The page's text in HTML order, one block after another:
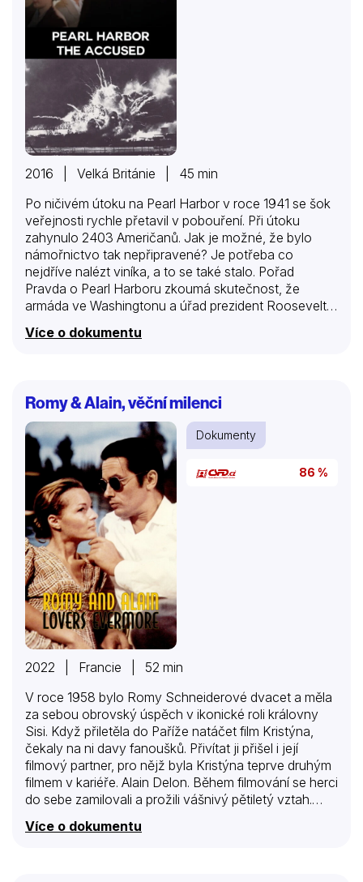
2016 | Velká Británie | 45 min
Po ničivém útoku na Pearl Harbor v roce 1941 se šok
veřejnosti rychle přetavil v pobouření. Při útoku
zahynulo 2403 Američanů. Jak je možné, že bylo
námořnictvo tak nepřipravené? Je potřeba co
nejdříve nalézt viníka, a to se také stalo. Pořad
Pravda o Pearl Harboru zkoumá skutečnost, že
armáda ve Washingtonu a úřad prezident Roosevelta
Kimmelovi – veliteli pacifické flotily. Kimmelova kariéra
odborníky zpravodajské služby, bývalými americkými
admirály a předními historiky spolu s odkrytými
dokumenty poodhalují fakta za tragédií v Pearl
Harboru. Kimmelova rodina usiluje o vrácení jeho
hodnosti. Uvidíte…
Více o dokumentu
Romy & Alain, věční milenci
Dokumenty
86 %
2022 | Francie | 52 min
V roce 1958 bylo Romy Schneiderové dvacet a měla
za sebou obrovský úspěch v ikonické roli královny
Sisi. Když přiletěla do Paříže natáčet film Kristýna,
čekaly na ni davy fanoušků. Přivítat ji přišel i její
filmový partner, pro nějž byla Kristýna teprve druhým
filmem v kariéře. Alain Delon. Během filmování se herci
do sebe zamilovali a prožili vášnivý pětiletý vztah.
sebevraždu. Čas ale rány vyléčil a ti dva si zůstali
Více o dokumentu